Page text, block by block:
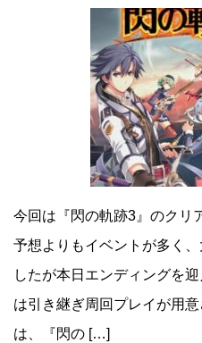
今回は『閃の軌跡3』のクリ
予想よりもイベントが多く
したが本日エンディングを
は引き継ぎ周回プレイが用
は、『閃の […]